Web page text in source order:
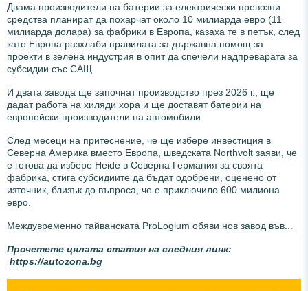
Двама производители на батерии за електрически превозни
средства планират да похарчат около 10 милиарда евро (11
милиарда долара) за фабрики в Европа, казаха те в петък, след
като Европа разхлаби правилата за държавна помощ за
проекти в зелена индустрия в опит да спечели надпреварата за
субсидии със САЩ
И двата завода ще започнат производство през 2026 г., ще
дадат работа на хиляди хора и ще доставят батерии на
европейски производители на автомобили.
След месеци на притеснение, че ще избере инвестиция в
Северна Америка вместо Европа, шведската Northvolt заяви, че
е готова да избере Heide в Северна Германия за своята
фабрика, стига субсидиите да бъдат одобрени, оценено от
източник, близък до въпроса, че е приключило 600 милиона
евро.
Междувременно тайванската ProLogium обяви нов завод във...
Прочетете цялата статия на следния линк:
https://autozona.bg